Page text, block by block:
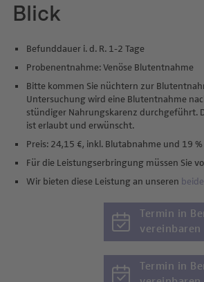
Blick
Befunddauer i. d. R. 1-2 Tage
Probenentnahme: Venöse Blutentnahme
Bitte kommen Sie nüchtern zur
Untersuchung wird eine Blutentnahme
stündiger Nahrungskarenz durchgeführt.
ist erlaubt und erwünscht.
Preis: 24,15 €, inkl. Blutabnahme und 19 %
Für die Leistungserbringung müssen Sie
Wir bieten diese Leistung an unseren
Termin in
vereinbaren
Termin in